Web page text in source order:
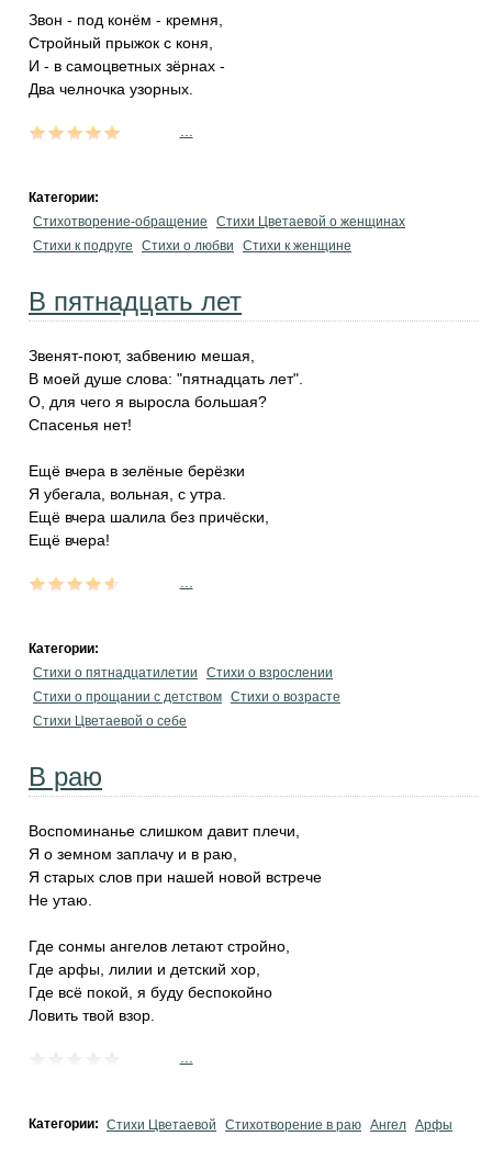
Звон - под конём - кремня,
Стройный прыжок с коня,
И - в самоцветных зёрнах -
Два челночка узорных.
Категории:
Стихотворение-обращение
Стихи Цветаевой о женщинах
Стихи к подруге
Стихи о любви Стихи к женщине
В пятнадцать лет
Звенят-поют, забвению мешая,
В моей душе слова: "пятнадцать лет".
О, для чего я выросла большая?
Спасенья нет!
Ещё вчера в зелёные берёзки
Я убегала, вольная, с утра.
Ещё вчера шалила без причёски,
Ещё вчера!
Категории:
Стихи о пятнадцатилетии
Стихи о взрослении
Стихи о прощании с детством Стихи о возрасте
Стихи Цветаевой о себе
В раю
Воспоминанье слишком давит плечи,
Я о земном заплачу и в раю,
Я старых слов при нашей новой встрече
Не утаю.
Где сонмы ангелов летают стройно,
Где арфы, лилии и детский хор,
Где всё покой, я буду беспокойно
Ловить твой взор.
Категории: Стихи Цветаевой Стихотворение в раю Ангел Арфы